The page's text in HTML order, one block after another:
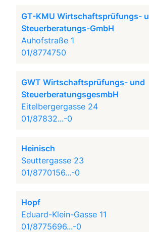
GT-KMU Wirtschaftsprüfungs- u
Steuerberatungs-GmbH
Auhofstraße 1
01/8774750
GWT Wirtschaftsprüfungs- und
SteuerberatungsgesmbH
Eitelbergergasse 24
01/87832...-0
Heinisch
Seuttergasse 23
01/8770156...-0
Hopf
Eduard-Klein-Gasse 11
01/8775696...-0